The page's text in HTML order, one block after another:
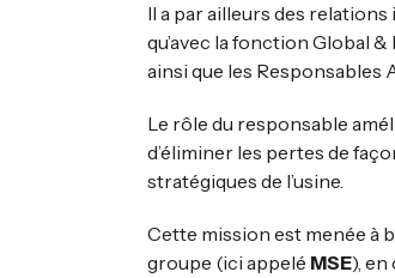
Il a par ailleurs des
qu’avec la fonction Global
ainsi que les Responsables
Le rôle du responsable
d’éliminer les pertes de
stratégiques de l’usine.
Cette mission est menée à
groupe (ici appelé MSE),